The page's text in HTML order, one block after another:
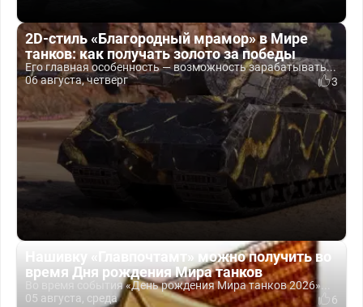
2D-стиль «Благородный мрамор» в Мире
танков: как получать золото за победы
Его главная особенность — возможность зарабатывать...
06 августа, четверг
3
Нашивку «Главпочтамт» можно получить во
время Дня рождения Мира танков
Во время события «День рождения Мира танков 2026»...
05 августа, среда
6